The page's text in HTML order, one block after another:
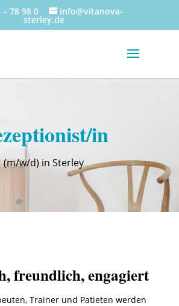
– 78 98 0 info@vitanova-
sterley.de
in
(m/w/d) in Sterley
freundlich, engagiert
Trainer und Patieten werden